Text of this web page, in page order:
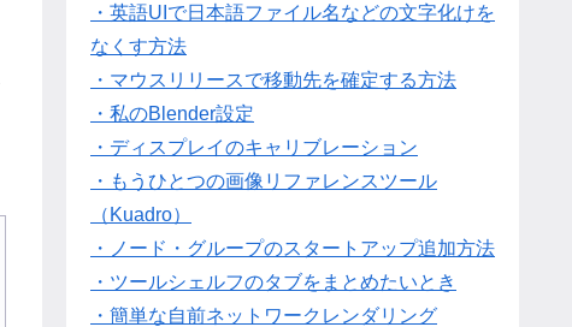
・英語UIで日本語ファイル名などの文字化けを
なくす方法
・マウスリリースで移動先を確定する方法
・私のBlender設定
・ディスプレイのキャリブレーション
・もうひとつの画像リファレンスツール
（Kuadro）
・ノード・グループのスタートアップ追加方法
・ツールシェルフのタブをまとめたいとき
・簡単な自前ネットワークレンダリング